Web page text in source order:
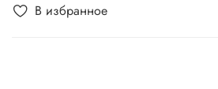
В избранное